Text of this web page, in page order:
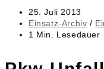
Beitrag
veröffentlicht:
25. Juli 2013
Beitrags-
Kategorie:
Einsatz-Archiv /
Lesedauer:
1 Min. Lesedauer